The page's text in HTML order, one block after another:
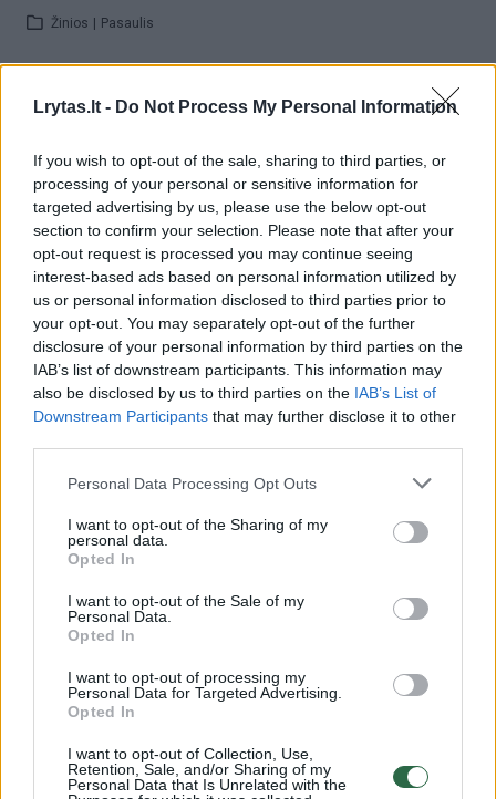
Lrytas.lt - Do Not Process My Personal Information
If you wish to opt-out of the sale, sharing to third parties, or
processing of your personal or sensitive information for
targeted advertising by us, please use the below opt-out
section to confirm your selection. Please note that after your
opt-out request is processed you may continue seeing
interest-based ads based on personal information utilized by
us or personal information disclosed to third parties prior to
your opt-out. You may separately opt-out of the further
disclosure of your personal information by third parties on the
IAB’s list of downstream participants. This information may
also be disclosed by us to third parties on the IAB’s List of
Downstream Participants that may further disclose it to other
Personal Data Processing Opt Outs
I want to opt-out of the Sharing of my
personal data.
Opted In
I want to opt-out of the Sale of my
Personal Data.
Opted In
I want to opt-out of processing my
Personal Data for Targeted Advertising.
Opted In
I want to opt-out of Collection, Use,
Retention, Sale, and/or Sharing of my
Personal Data that Is Unrelated with the
Žinios Pasaulis
00:04:00
Kuprines pasvėrę specialistai įspėja apie pavojingą
Žinios | Lietuvos diena
Visi įrašai
Žiūrimiausi įrašai
00:00:30
Vaizdai iš tragiškos avarijos Vilniaus r.: dviejų moterų ir
vaiko gyvybių išgelbėti nepavyko
Žinios | Lietuvos diena
Savaitės vidurys nusimato karštas: temperatūra kils iki
Žinios | Orai
00:00:59
Nufilmavo, kaip patvino Vilniaus Vakarinis aplinkkelis:
vaizdas pribloškia
Žinios | Lietuvos diena